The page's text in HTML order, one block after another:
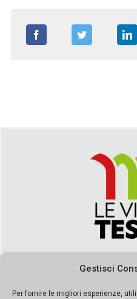
Gestisci
Per fornire le migliori esperienze,